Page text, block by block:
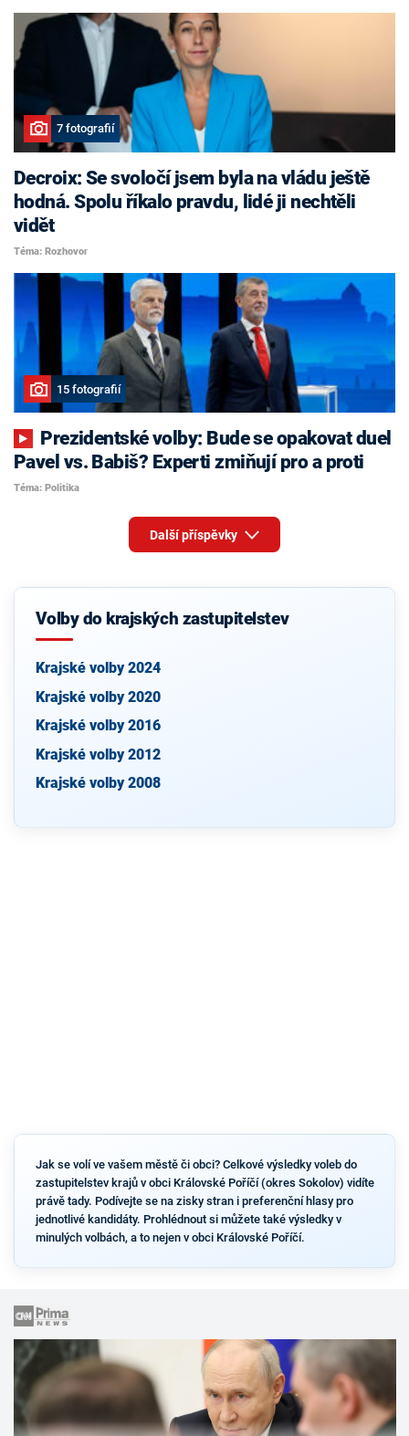
7 fotografií
Decroix: Se svoločí jsem byla na vládu ještě
hodná. Spolu říkalo pravdu, lidé ji nechtěli
vidět
Téma: Rozhovor
15 fotografií
Pavel vs. Babiš? Experti zmiňují pro a proti
Téma: Politika
Další příspěvky
Volby do krajských zastupitelstev
Krajské volby 2024
Krajské volby 2020
Krajské volby 2016
Krajské volby 2012
Krajské volby 2008
Jak se volí ve vašem městě či obci? Celkové výsledky voleb do
zastupitelstev krajů v obci Královské Poříčí (okres Sokolov) vidíte
právě tady. Podívejte se na zisky stran i preferenční hlasy pro
jednotlivé kandidáty. Prohlédnout si můžete také výsledky v
minulých volbách, a to nejen v obci Královské Poříčí.